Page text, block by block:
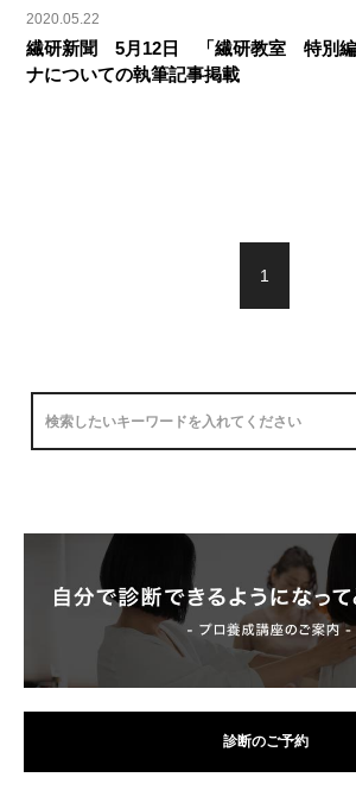
2020.05.22
繊研新聞 5月12日 「繊研教室 特別
ナについての執筆記事掲載
1
診断のご予約